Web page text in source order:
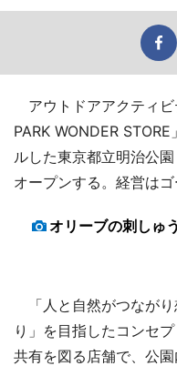
アウトドアアクティビ
PARK WONDER
ルした東京都立明治公
オープンする。経営はゴ
オリーブの刺しゅ
「人と自然がつながり
り」を目指したコンセ
共有を図る店舗で、公園